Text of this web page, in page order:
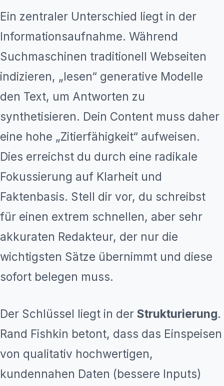
Ein zentraler Unterschied liegt in der
Informationsaufnahme. Während
Suchmaschinen traditionell Webseiten
indizieren, „lesen“ generative Modelle
den Text, um Antworten zu
synthetisieren. Dein Content muss daher
eine hohe „Zitierfähigkeit“ aufweisen.
Dies erreichst du durch eine radikale
Fokussierung auf Klarheit und
Faktenbasis. Stell dir vor, du schreibst
für einen extrem schnellen, aber sehr
akkuraten Redakteur, der nur die
wichtigsten Sätze übernimmt und diese
sofort belegen muss.
Der Schlüssel liegt in der Strukturierung.
Rand Fishkin betont, dass das Einspeisen
von qualitativ hochwertigen,
kundennahen Daten (bessere Inputs)